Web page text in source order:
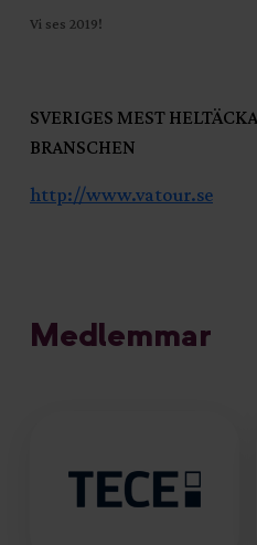
Vi ses 2019!
SVERIGES MEST
BRANSCHEN
http://www.vatour.se
Medlemmar